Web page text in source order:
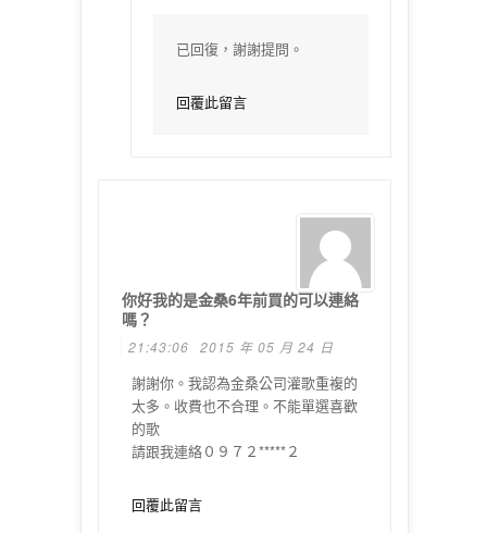
已回復，謝謝提問。
回覆此留言
你好我的是金桑6年前買的可以連絡
嗎？
21:43:06 2015 年 05 月 24 日
謝謝你。我認為金桑公司灌歌重複的
太多。收費也不合理。不能單選喜歡
的歌
請跟我連絡０９７２*****２
回覆此留言